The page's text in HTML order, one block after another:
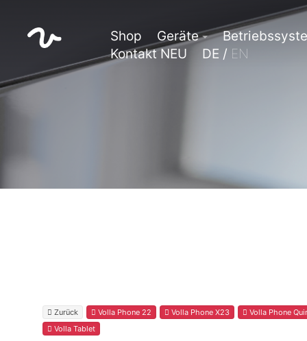
Shop Geräte
Kontakt NEU
DE / EN
Zurück Volla Phone 22 Volla Phone X23 Volla Phone
Volla Tablet